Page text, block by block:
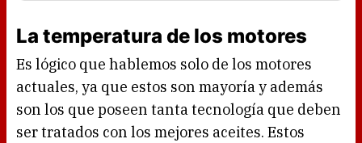
La temperatura de los motores
Es lógico que hablemos solo de los motores
actuales, ya que estos son mayoría y además
son los que poseen tanta tecnología que deben
ser tratados con los mejores aceites. Estos